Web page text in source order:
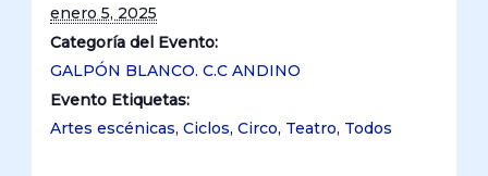
enero 5, 2025
Categoría del Evento:
GALPÓN BLANCO. C.C ANDINO
Evento Etiquetas:
Artes escénicas,Ciclos,Circo, Teatro, Todos